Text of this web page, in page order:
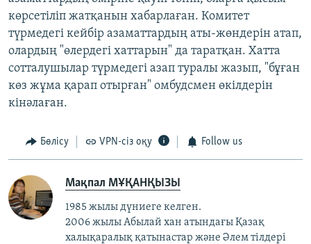
көрсетіліп жатқанын хабарлаған. Комитет
түрмедегі кейбір азаматтардың аты-жөндерін атап,
олардың "өлердегі хаттарын" да таратқан. Хатта
сотталушылар түрмедегі азап туралы жазып, "бұған
көз жұма қарап отырған" омбудсмен өкілдерін
кінәлаған.
Бөлісу VPN-сіз оқу Follow us
Мақпал МҰҚАНҚЫЗЫ
1985 жылы дүниеге келген.
2006 жылы Абылай хан атындағы Қазақ
халықаралық қатынастар және Әлем тілдері